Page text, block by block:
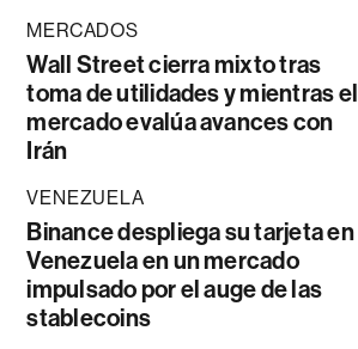
MERCADOS
Wall Street cierra mixto tras
toma de utilidades y mientras el
mercado evalúa avances con
Irán
VENEZUELA
Binance despliega su tarjeta en
Venezuela en un mercado
impulsado por el auge de las
stablecoins